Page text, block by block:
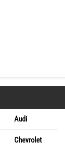
Audi
Chevrolet